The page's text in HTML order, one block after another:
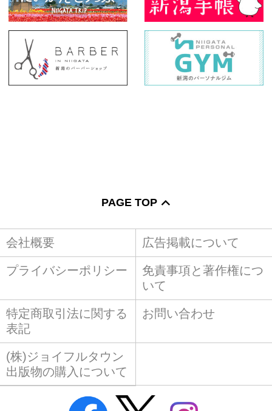
PAGE TOP
会社概要 広告掲載について
プライバシーポリシー
免責事項と著作権につ
いて
特定商取引法に関する
表記
お問い合わせ
(株)ジョイフルタウン
出版物の購入について